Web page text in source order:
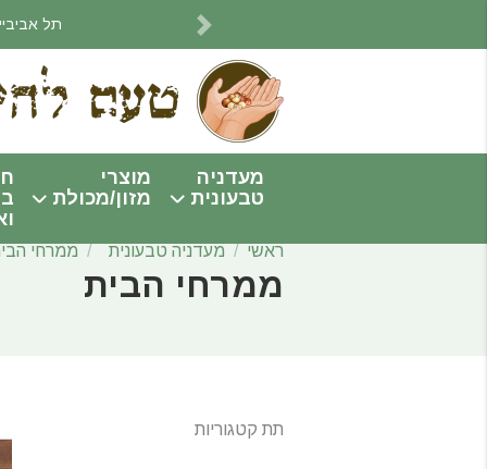
תל אביביים! אנחנו
Next
מעדניה
טבעונית
מוצרי
מזון/מכולת
ראשי מעדניה טבעונית ממרחי
ממרחי הבית
תת קטגוריות